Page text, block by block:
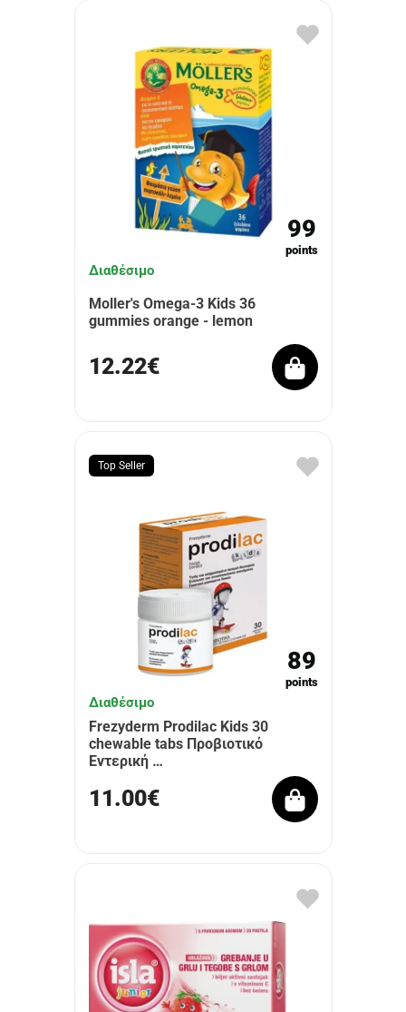
99
points
Διαθέσιμο
Moller's Omega-3 Kids 36
gummies orange - lemon
12.22€
Top Seller
89
points
Διαθέσιμο
Frezyderm Prodilac Kids 30
chewable tabs Προβιοτικό
Εντερική …
11.00€